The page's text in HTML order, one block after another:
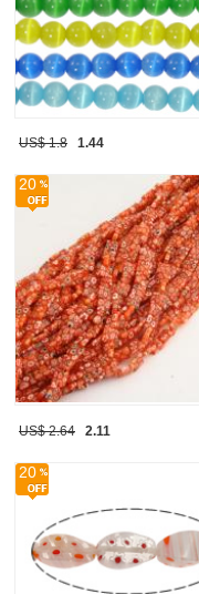
US$ 1.8 1.44
20
US$ 2.64 2.11
20